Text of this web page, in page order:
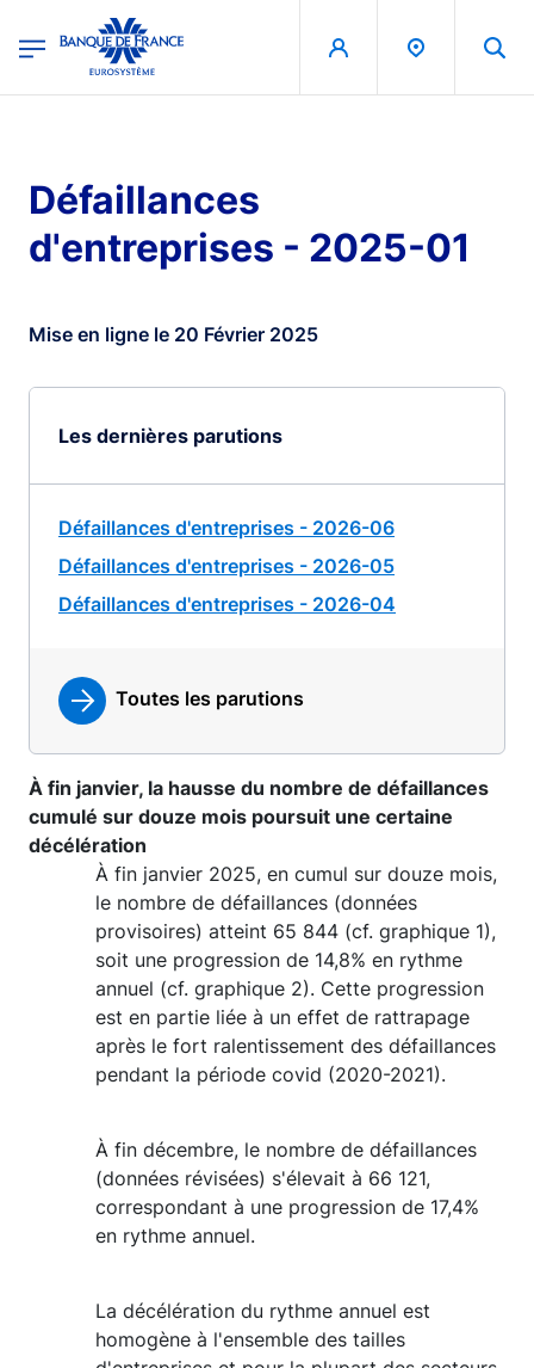
Banque de France - Menu Principal
Défaillances
d'entreprises - 2025-01
Mise en ligne le 20 Février 2025
Les dernières parutions
Défaillances d'entreprises - 2026-06
Défaillances d'entreprises - 2026-05
Défaillances d'entreprises - 2026-04
Toutes les parutions
À fin janvier, la hausse du nombre de défaillances
cumulé sur douze mois poursuit une certaine
décélération
À fin janvier 2025, en cumul sur douze mois,
le nombre de défaillances (données
provisoires) atteint 65 844 (cf. graphique 1),
soit une progression de 14,8% en rythme
annuel (cf. graphique 2). Cette progression
est en partie liée à un effet de rattrapage
après le fort ralentissement des défaillances
pendant la période covid (2020-2021).
À fin décembre, le nombre de défaillances
(données révisées) s'élevait à 66 121,
correspondant à une progression de 17,4%
en rythme annuel.
La décélération du rythme annuel est
homogène à l'ensemble des tailles